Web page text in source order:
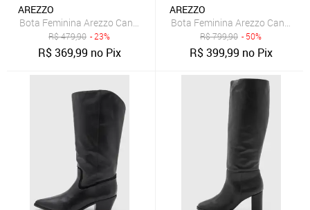
AREZZO
Bota Feminina Arezzo Cano Alto Preta
R$479,90 - 23%
R$369,99 no Pix
AREZZO
Bota Feminina Arezzo Cano
R$799,90 - 50%
R$399,99 no Pix